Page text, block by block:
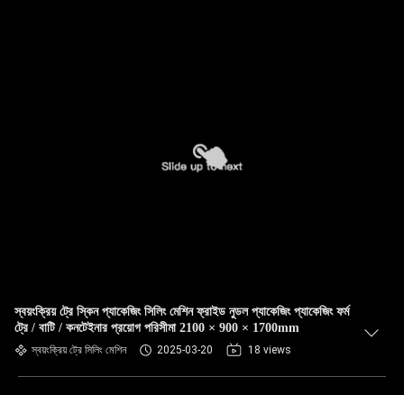
স্বয়ংক্রিয় ট্রে স্কিন প্যাকেজিং সিলিং মেশিন ফ্রাইড নুডল প্যাকেজিং প্যাকেজিং ফর্ম
ট্রে / বাটি / কনটেইনার প্রয়োগ পরিসীমা 2100 × 900 × 1700mm
স্বয়ংক্রিয় ট্রে সিলিং মেশিন 2025-03-20 18 views